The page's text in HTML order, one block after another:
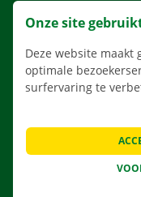
Onze site
Deze website maakt
optimale
surfervaring te